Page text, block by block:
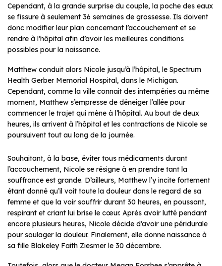
Cependant, à la grande surprise du couple, la poche des eaux
se fissure à seulement 36 semaines de grossesse. Ils doivent
donc modifier leur plan concernant l’accouchement et se
rendre à l’hôpital afin d’avoir les meilleures conditions
possibles pour la naissance.
Matthew conduit alors Nicole jusqu’à l’hôpital, le Spectrum
Health Gerber Memorial Hospital, dans le Michigan.
Cependant, comme la ville connait des intempéries au même
moment, Matthew s’empresse de déneiger l’allée pour
commencer le trajet qui mène à l’hôpital. Au bout de deux
heures, ils arrivent à l’hôpital et les contractions de Nicole se
poursuivent tout au long de la journée.
Souhaitant, à la base, éviter tous médicaments durant
l’accouchement, Nicole se résigne à en prendre tant la
souffrance est grande. D’ailleurs, Matthew l’y incite fortement
étant donné qu’il voit toute la douleur dans le regard de sa
femme et que la voir souffrir durant 30 heures, en poussant,
respirant et criant lui brise le cœur. Après avoir lutté pendant
encore plusieurs heures, Nicole décide d’avoir une péridurale
pour soulager la douleur. Finalement, elle donne naissance à
sa fille Blakeley Faith Ziesmer le 30 décembre.